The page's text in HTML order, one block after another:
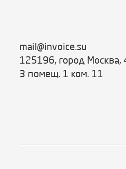
mail@invoice.su
125196, город Москва,
3 помещ. 1 ком. 11